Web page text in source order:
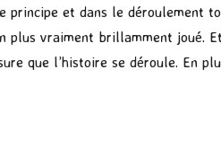
principe et dans le déroulement
plus vraiment brillamment joué.
que l’histoire se déroule. En